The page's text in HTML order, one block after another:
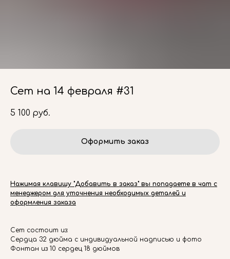
Сет на 14 февраля #31
5 100 руб.
Оформить заказ
Нажимая клавишу "Добавить в заказ" вы попадаете в чат с
менеджером для уточнения необходимых деталей и
оформления заказа
Сет состоит из:
Сердца 32 дюйма с индивидуальной надписью и фото
Фонтан из 10 сердец 18 дюймов